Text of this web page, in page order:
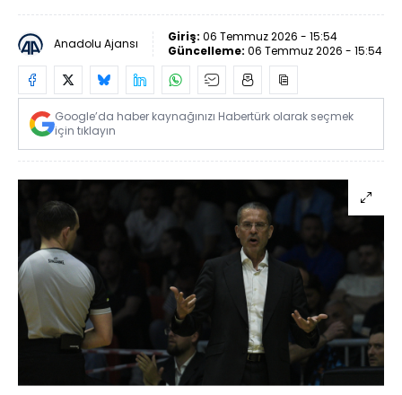
Anadolu Ajansı Giriş: 06 Temmuz 2026 - 15:54
Güncelleme: 06 Temmuz 2026 - 15:54
Google’da haber kaynağınızı Habertürk olarak seçmek
için tıklayın